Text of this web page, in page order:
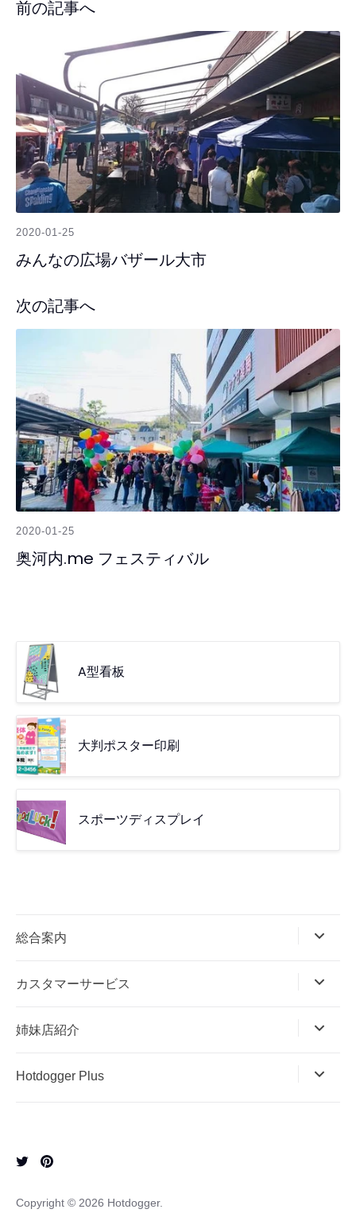
前の記事へ
2020-01-25
みんなの広場バザール大市
次の記事へ
2020-01-25
奥河内.me フェスティバル
A型看板
大判ポスター印刷
スポーツディスプレイ
総合案内
カスタマーサービス
姉妹店紹介
Hotdogger Plus
Copyright © 2026 Hotdogger.